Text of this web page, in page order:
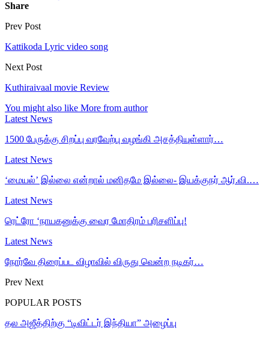
Share
Prev Post
Kattikoda Lyric video song
Next Post
Kuthiraivaal movie Review
You might also like More from author
Latest News
1500 பேருக்கு சிறப்பு வரவேற்பு வழங்கி அசத்தியுள்ளார்…
Latest News
‘மையல்’ இல்லை என்றால் மனிதமே இல்லை- இயக்குநர் ஆர்.வி.…
Latest News
ரெட்ரோ ‘நாயகனுக்கு வைர மோதிரம் பரிசளிப்பு!
Latest News
நோர்வே திரைப்பட விழாவில் விருது வென்ற நடிகர்…
Prev Next
POPULAR POSTS
தல அஜீத்திற்கு “டிவிட்டர் இந்தியா” அழைப்பு